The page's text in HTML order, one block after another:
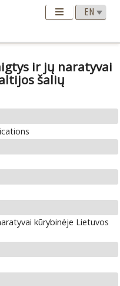
ir jų naratyvai
šalių
kūrybinėje Lietuvos